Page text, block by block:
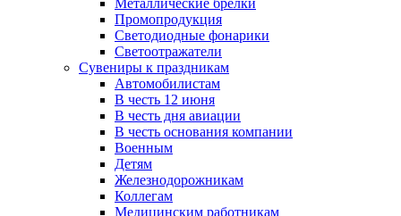
Металлические брелки
Промопродукция
Светодиодные фонарики
Светоотражатели
Сувениры к праздникам
Автомобилистам
В честь 12 июня
В честь дня авиации
В честь основания компании
Военным
Детям
Железнодорожникам
Коллегам
Медицинским работникам